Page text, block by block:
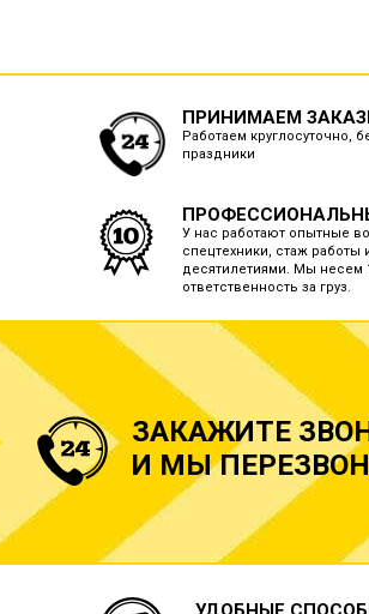
ПРИНИМАЕМ
Работаем круглосуточно,
праздники
У нас работают опытные
спецтехники, стаж работы
десятилетиями. Мы несем
ответственность за груз.
ЗАКАЖИТЕ
И МЫ